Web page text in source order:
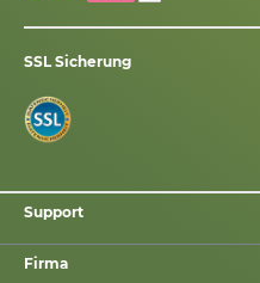
SSL Sicherung
Support
Firma